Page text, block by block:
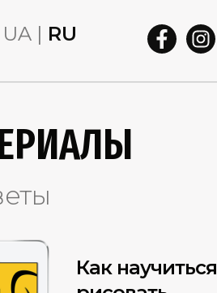
UA | RU
Как научиться